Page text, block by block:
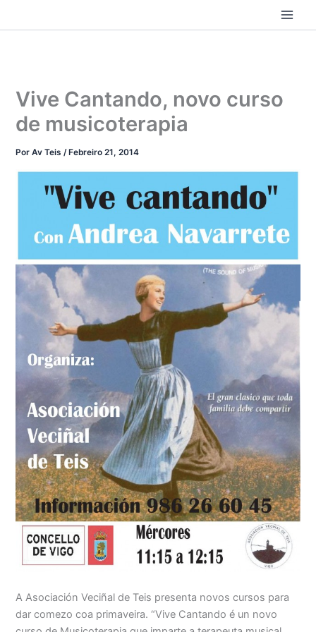
Vive Cantando, novo curso
de musicoterapia
PorAv Teis/ Febreiro 21, 2014
A Asociación Veciñal de Teis presenta novos cursos para
dar comezo coa primaveira. “Vive Cantando é un novo